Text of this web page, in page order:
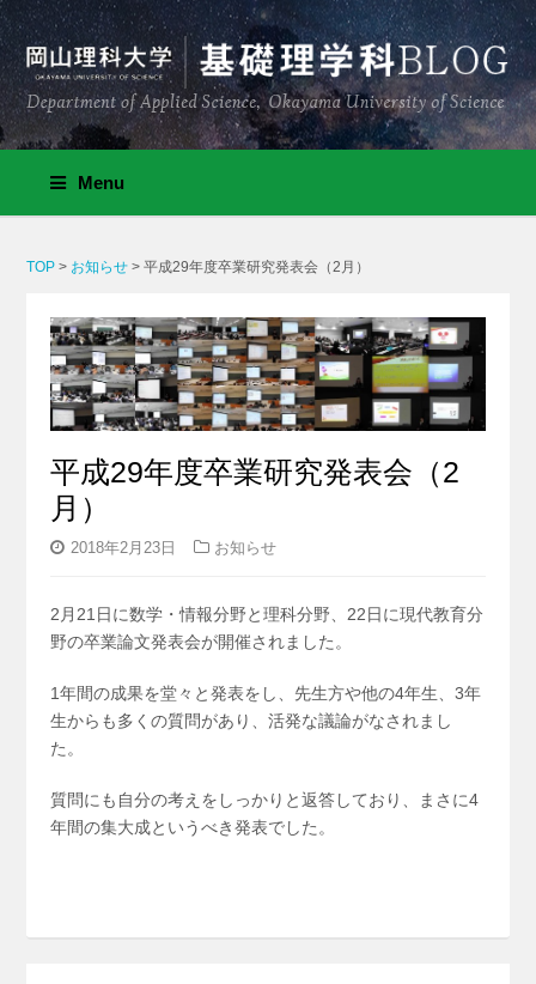
Menu
TOP > お知らせ >平成29年度卒業研究発表会（2月）
平成29年度卒業研究発表会（2
月）
2018年2月23日 お知らせ
2月21日に数学・情報分野と理科分野、22日に現代教育分
野の卒業論文発表会が開催されました。
1年間の成果を堂々と発表をし、先生方や他の4年生、3年
生からも多くの質問があり、活発な議論がなされまし
た。
質問にも自分の考えをしっかりと返答しており、まさに4
年間の集大成というべき発表でした。